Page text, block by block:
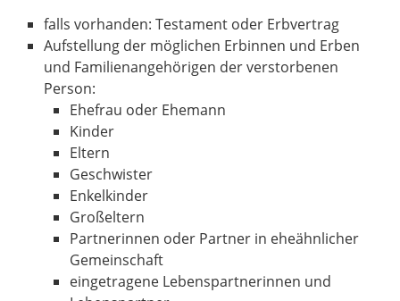
falls vorhanden: Testament oder Erbvertrag
Aufstellung der möglichen Erbinnen und Erben
und Familienangehörigen der verstorbenen
Person:
Ehefrau oder Ehemann
Kinder
Eltern
Geschwister
Enkelkinder
Großeltern
Partnerinnen oder Partner in eheähnlicher
Gemeinschaft
eingetragene Lebenspartnerinnen und